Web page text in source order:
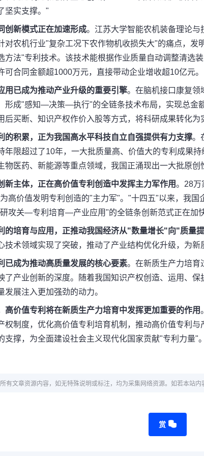
坚实支撑。"
创新模式正在加速形成。江苏大学智能农机装备理论
对农机行业"复杂工况下农作物机收损失大"的痛点，发
方法"专利技术。该技术能根据作业质量自动调整清选
可合同金额超1000万元，直接带动企业增收超10亿元。
用已成为推动产业升级的重要引擎。在脑机接口康复领
形成"感知—决策—执行"的全链条技术布局，实现总金
后买断、知识产权作价入股等方式，将科研成果转化为
的积累，正为我国高水平科技自立自强提供有力支撑。
年限超过了10年，一大批质量高、价值大的专利成果
物医药、新能源等重点领域，我国正涌现出一大批原创
新主体，正在高价值专利创造中发挥主力军作用。28万
高价值发明专利创造的"主力军"。"十四五"以来，我国
攻关—专利培育—产业应用"的全链条创新范式正在加快
的培育与应用，正推动我国经济从"数量增长"向"质量
技术领域实现了突破，推动了产业结构优化升级，为新
已成为推动高质量发展的核心要素。在新质生产力培育
了产业创新的深度。随着我国知识产权创造、运用、
发展注入更加强劲的动力。
高价值专利将在新质生产力培育中发挥更加重要的作用
权制度，优化高价值专利培育机制，推动高价值专利
支撑，为全面建设社会主义现代化国家贡献"专利力量"。
有文章资源内容，如无特殊说明或标注，均为采集网络资源。如若本站内
赏